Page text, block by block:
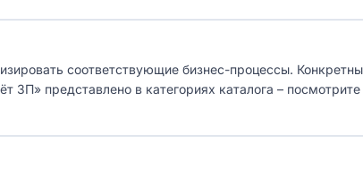
соответствующие бизнес-процессы.
ЗП» представлено в категориях каталога –